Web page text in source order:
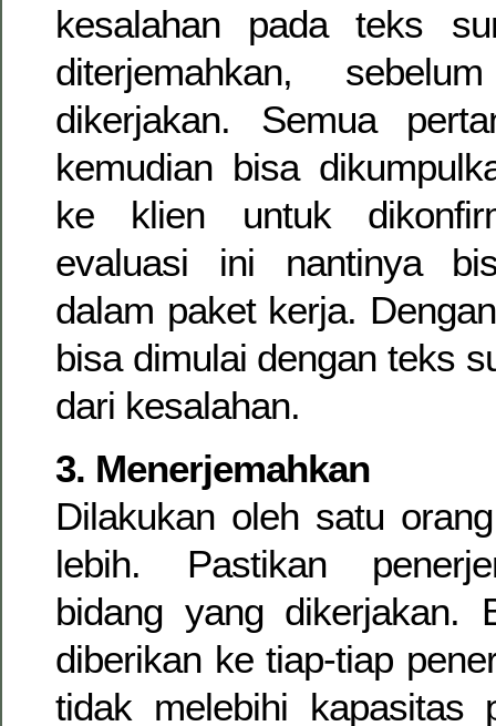
kesalahan pada teks
diterjemahkan,
dikerjakan. Semua
kemudian bisa
ke klien untuk
evaluasi ini nantinya
dalam paket kerja.
bisa dimulai dengan teks
dari kesalahan.
3. Menerjemahkan
Dilakukan oleh satu
lebih. Pastikan
bidang yang dikerjakan.
diberikan ke tiap-tiap
tidak melebihi kapasitas